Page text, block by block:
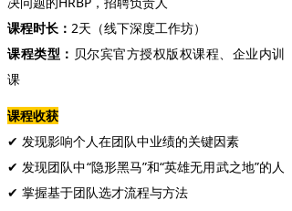
课程时长： 2天（线下深度工作坊）
课程类型： 贝尔宾官方授权版权课程、企业内训
课
课程收获
✔ 发现影响个人在团队中业绩的关键因素
✔ 发现团队中“隐形黑马”和“英雄无用武之地”的人
✔ 掌握基于团队选才流程与方法